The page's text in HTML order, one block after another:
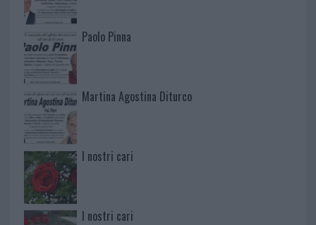
Paolo Pinna
Martina Agostina Diturco
I nostri cari
I nostri cari